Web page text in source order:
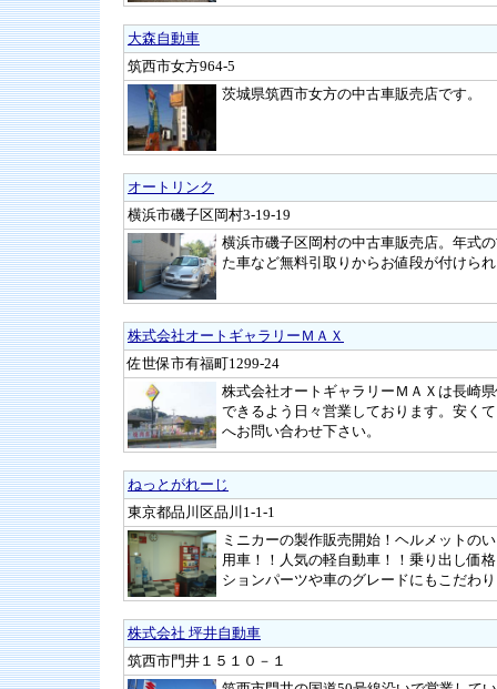
大森自動車
筑西市女方964-5
茨城県筑西市女方の中古車販売店です。
オートリンク
横浜市磯子区岡村3-19-19
横浜市磯子区岡村の中古車販売店。年式
た車など無料引取りからお値段が付けら
株式会社オートギャラリーＭＡＸ
佐世保市有福町1299-24
株式会社オートギャラリーＭＡＸは長崎
できるよう日々営業しております。安く
へお問い合わせ下さい。
ねっとがれーじ
東京都品川区品川1-1-1
ミニカーの製作販売開始！ヘルメットの
用車！！人気の軽自動車！！乗り出し価
ションパーツや車のグレードにもこだ
株式会社 坪井自動車
筑西市門井１５１０－１